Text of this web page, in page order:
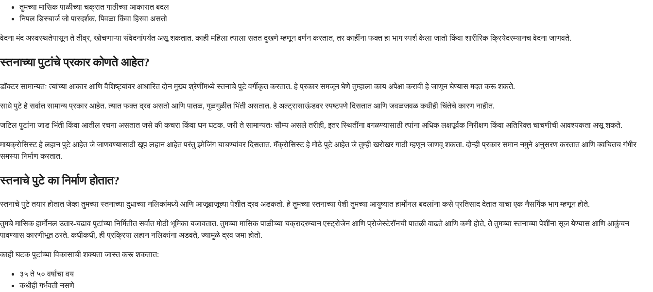
तुमच्या मासिक पाळीच्या चक्रात गाठीच्या आकारात बदल
निपल डिस्चार्ज जो पारदर्शक, पिवळा किंवा हिरवा असतो
वेदना मंद अस्वस्थतेपासून ते तीव्र, खोचणाऱ्या संवेदनांपर्यंत असू शकतात. काही महिला त्याला सतत दुखणे म्हणून वर्णन करतात, तर काहींना फक्त हा भाग स्पर्श केला जातो किंवा शारीरिक क्रियेदरम्यानच वेदना जाणवते.
स्तनाच्या पुटांचे प्रकार कोणते आहेत?
डॉक्टर सामान्यतः त्यांच्या आकार आणि वैशिष्ट्यांवर आधारित दोन मुख्य श्रेणींमध्ये स्तनाचे पुटे वर्गीकृत करतात. हे प्रकार समजून घेणे तुम्हाला काय अपेक्षा करावी हे जाणून घेण्यास मदत करू शकते.
साधे पुटे हे सर्वात सामान्य प्रकार आहेत. त्यात फक्त द्रव असतो आणि पातळ, गुळगुळीत भिंती असतात. हे अल्ट्रासाऊंडवर स्पष्टपणे दिसतात आणि जवळजवळ कधीही चिंतेचे कारण नाहीत.
जटिल पुटांना जाड भिंती किंवा आतील रचना असतात जसे की कचरा किंवा घन घटक. जरी ते सामान्यतः सौम्य असले तरीही, इतर स्थितींना वगळण्यासाठी त्यांना अधिक लक्षपूर्वक निरीक्षण किंवा अतिरिक्त चाचणीची आवश्यकता असू शकते.
मायक्रोसिस्ट हे लहान पुटे आहेत जे जाणवण्यासाठी खूप लहान आहेत परंतु इमेजिंग चाचण्यांवर दिसतात. मॅक्रोसिस्ट हे मोठे पुटे आहेत जे तुम्ही खरोखर गाठी म्हणून जाणवू शकता. दोन्ही प्रकार समान नमुने अनुसरण करतात आणि क्वचितच गंभीर
समस्या निर्माण करतात.
स्तनाचे पुटे का निर्माण होतात?
स्तनाचे पुटे तयार होतात जेव्हा तुमच्या स्तनाच्या दुधाच्या नलिकांमध्ये आणि आजूबाजूच्या पेशीत द्रव अडकतो. हे तुमच्या स्तनाच्या पेशी तुमच्या आयुष्यात हार्मोनल बदलांना कसे प्रतिसाद देतात याचा एक नैसर्गिक भाग म्हणून होते.
तुमचे मासिक हार्मोनल उतार-चढाव पुटांच्या निर्मितीत सर्वात मोठी भूमिका बजावतात. तुमच्या मासिक पाळीच्या चक्रादरम्यान एस्ट्रोजेन आणि प्रोजेस्टेरॉनची पातळी वाढते आणि कमी होते, ते तुमच्या स्तनाच्या पेशींना सूज येण्यास आणि आकुंचन
पावण्यास कारणीभूत ठरते. कधीकधी, ही प्रक्रिया लहान नलिकांना अडवते, ज्यामुळे द्रव जमा होतो.
काही घटक पुटांच्या विकासाची शक्यता जास्त करू शकतात:
३५ ते ५० वर्षांचा वय
कधीही गर्भवती नसणे